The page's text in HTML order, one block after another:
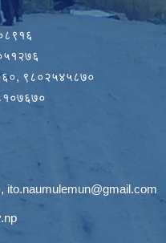
९८०२५४५८७०
, ito.naumulemun@gmail.com